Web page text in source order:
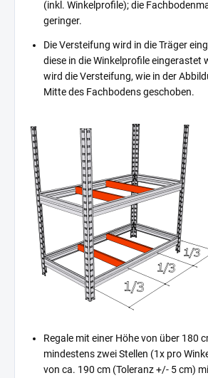
(inkl. Winkelprofile); die
geringer.
Die Versteifung wird in die Träger
diese in die Winkelprofile eingerastet
wird die Versteifung, wie in der
Mitte des Fachbodens geschoben.
Regale mit einer Höhe von über 180
mindestens zwei Stellen (1x pro
von ca. 190 cm (Toleranz +/- 5 cm)